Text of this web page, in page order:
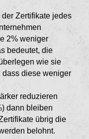
Zertifikate jedes
2% weniger
bedeutet, die
wie sie
dass diese weniger
reduzieren
dann bleiben
übrig die
belohnt.